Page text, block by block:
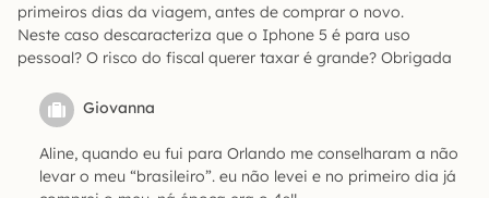
primeiros dias da viagem, antes de comprar o novo.
Neste caso descaracteriza que o Iphone 5 é para uso
pessoal? O risco do fiscal querer taxar é grande? Obrigada
Giovanna
Aline, quando eu fui para Orlando me conselharam a não
levar o meu “brasileiro”. eu não levei e no primeiro dia já